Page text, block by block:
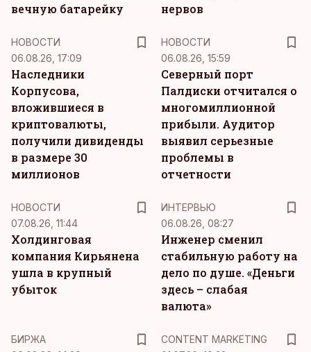
вечную батарейку
нервов
НОВОСТИ
06.08.26, 17:09
Наследники
Корпусова,
вложившиеся в
криптовалюты,
получили дивиденды
в размере 30
миллионов
НОВОСТИ
06.08.26, 15:59
Северный порт
Палдиски отчитался о
многомиллионной
прибыли. Аудитор
выявил серьезные
проблемы в
отчетности
НОВОСТИ
07.08.26, 11:44
Холдинговая
компания Кирьянена
ушла в крупный
убыток
ИНТЕРВЬЮ
06.08.26, 08:27
Инженер сменил
стабильную работу на
дело по душе. «Деньги
здесь – слабая
валюта»
БИРЖА
CONTENT MARKETING